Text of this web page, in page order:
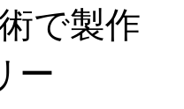
で製作
ー